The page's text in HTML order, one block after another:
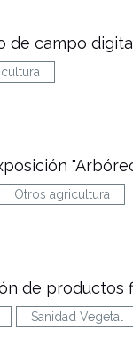
de campo
Otros agricultura
de productos
Sanidad Vegetal